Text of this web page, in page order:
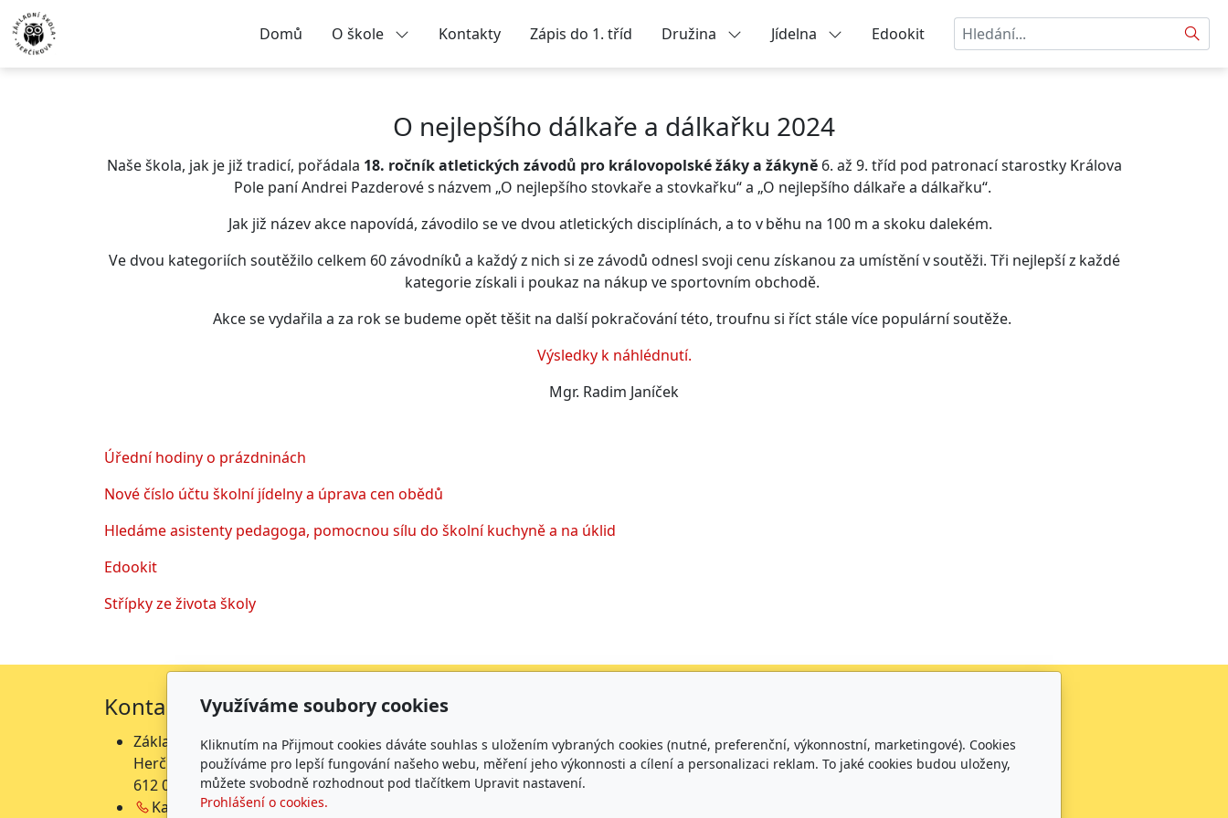
Domů O škole Kontakty Zápis do 1. tříd Družina Jídelna Edookit Hledat
O nejlepšího dálkaře a dálkařku 2024
Naše škola, jak je již tradicí, pořádala 18. ročník atletických závodů pro královopolské žáky a žákyně6. až 9. tříd pod patronací starostky Králova
Pole paní Andrei Pazderové s názvem „O nejlepšího stovkaře a stovkařku“ a „O nejlepšího dálkaře a dálkařku“.
Jak již název akce napovídá, závodilo se ve dvou atletických disciplínách, a to v běhu na 100 m a skoku dalekém.
Ve dvou kategoriích soutěžilo celkem 60 závodníků a každý z nich si ze závodů odnesl svoji cenu získanou za umístění v soutěži. Tři nejlepší z každé
kategorie získali i poukaz na nákup ve sportovním obchodě.
Akce se vydařila a za rok se budeme opět těšit na další pokračování této, troufnu si říct stále více populární soutěže.
Výsledky k náhlédnutí.
Mgr. Radim Janíček
Úřední hodiny o prázdninách
Nové číslo účtu školní jídelny a úprava cen obědů
Hledáme asistenty pedagoga, pomocnou sílu do školní kuchyně a na úklid
Edookit
Střípky ze života školy
Kontakty
Základní škola
Herčíkova 19
612 00 Brno →mapa
Kancelář:541 212 453
Fakturační adresa
Základní škola, Brno,
Herčíkova 19,
příspěvková organizace
Škola: 27225621/0100
Jídelna: 1027831896/0100
Využíváme soubory cookies
Kliknutím na Přijmout cookies dáváte souhlas s uložením vybraných cookies (nutné, preferenční, výkonnostní, marketingové). Cookies
používáme pro lepší fungování našeho webu, měření jeho výkonnosti a cílení a personalizaci reklam. To jaké cookies budou uloženy,
můžete svobodně rozhodnout pod tlačítkem Upravit nastavení.
Prohlášení o cookies.